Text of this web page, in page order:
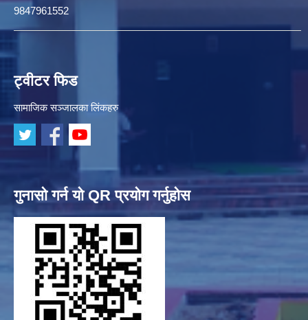
9847961552
ट्वीटर फिड
सामाजिक सञ्जालका लिंकहरु
गुनासो गर्न यो QR प्रयोग गर्नुहोस